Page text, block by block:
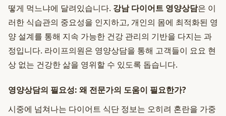
떻게 먹느냐에 달려있습니다. 강남 다이어트 영양상담은 이
러한 식습관의 중요성을 인지하고, 개인의 몸에 최적화된 영
양 설계를 통해 지속 가능한 건강 관리의 기반을 다지는 과
정입니다. 라이프의원은 영양상담을 통해 고객들이 요요 현
상 없는 건강한 삶을 영위할 수 있도록 돕습니다.
영양상담의 필요성: 왜 전문가의 도움이 필요한가?
시중에 넘쳐나는 다이어트 식단 정보는 오히려 혼란을 가중